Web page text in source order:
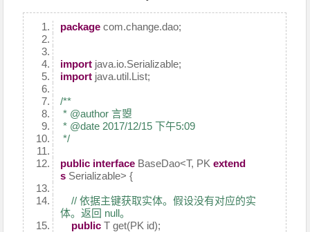
package com.change.dao;
import java.io.Serializable;
import java.util.List;
/**
* @author 言曌
* @date 2017/12/15 下午5:09
*/
public interface BaseDao<T, PKextend
s Serializable> {
// 依据主键获取实体。假设没有对应的实
体。返回 null。
public T get(PK id);